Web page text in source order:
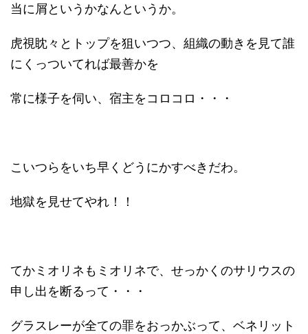
当に屑というかなんというか。
虎視眈々とトップを狙いつつ、組織の動きを見て誰
にくっついてれば最善かを
常に様子を伺い、宿主をコロコロ・・・
こいつらをいち早くどうにかすべきだわ。
地獄を見せてやれ！！
てかミオリネもミオリネで、せっかくのサリウスの
申し出を断るって・・・
グラスレーが全ての罪をおっかぶって、ベネリット